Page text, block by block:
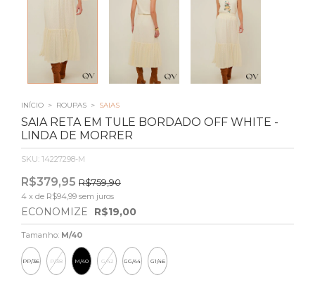
INÍCIO > ROUPAS > SAIAS
SAIA RETA EM TULE BORDADO OFF WHITE -
LINDA DE MORRER
SKU: 14227298-M
R$379,95 R$759,90
4 x de R$94,99 sem juros
ECONOMIZE R$19,00
Tamanho: M/40
PP/36 P/38 M/40 G/42 GG/44 G1/46